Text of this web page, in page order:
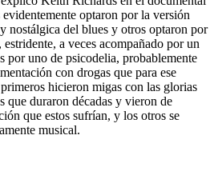
evidentemente optaron por la versión
nostálgica del blues y otros optaron por
a veces acompañado por un
por uno de psicodelia, probablemente
con drogas que para ese
hicieron migas con las glorias
que duraron décadas y vieron de
que estos sufrían, y los otros se
musical.